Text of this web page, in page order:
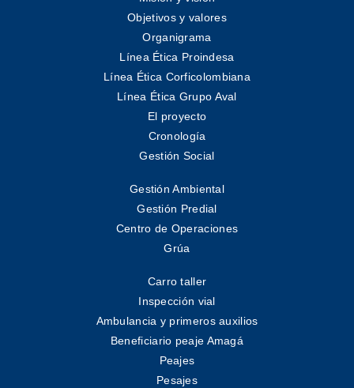
Objetivos y valores
Organigrama
Línea Ética Proindesa
Línea Ética Corficolombiana
Línea Ética Grupo Aval
El proyecto
Cronología
Gestión Social
Gestión Ambiental
Gestión Predial
Centro de Operaciones
Grúa
Carro taller
Inspección vial
Ambulancia y primeros auxilios
Beneficiario peaje Amagá
Peajes
Pesajes